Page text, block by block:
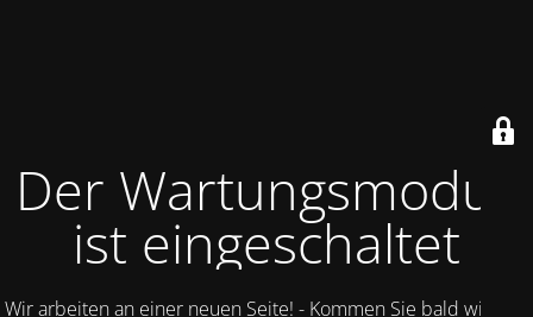
Der Wartungsmodus
ist eingeschaltet
Wir arbeiten an einer neuen Seite! - Kommen Sie bald wieder.